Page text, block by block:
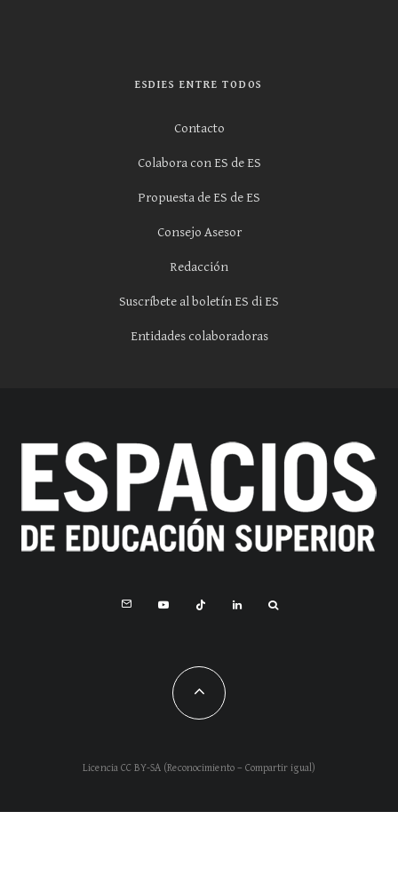
ESDIES ENTRE TODOS
Contacto
Colabora con ES de ES
Propuesta de ES de ES
Consejo Asesor
Redacción
Suscríbete al boletín ES di ES
Entidades colaboradoras
Licencia CC BY-SA (Reconocimiento – Compartir igual)